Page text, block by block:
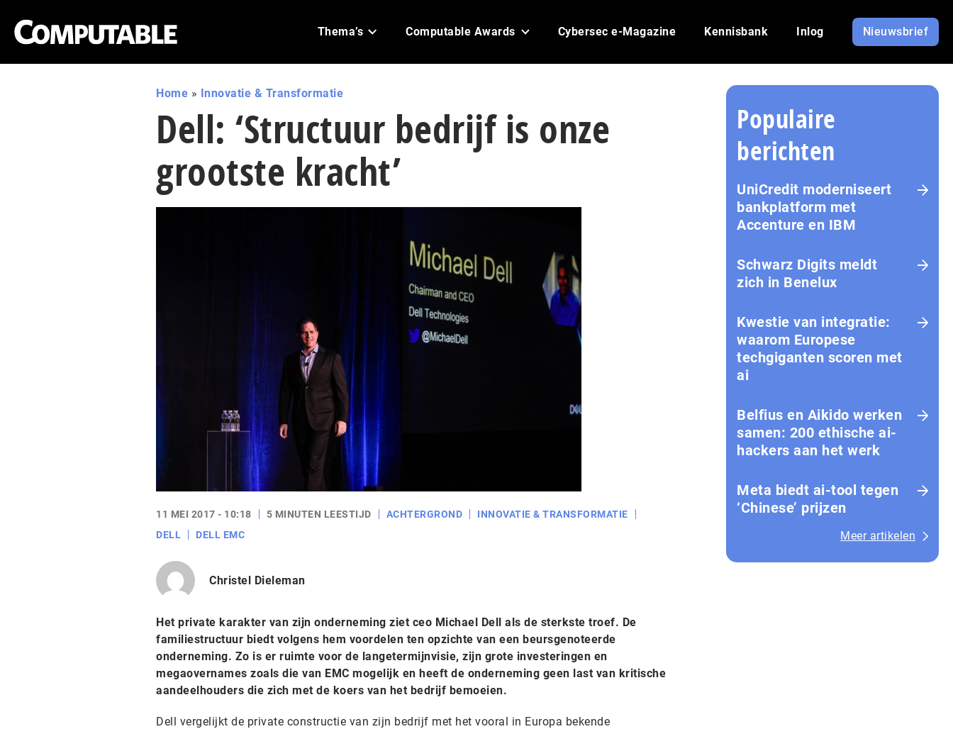
Thema’s Computable Awards Cybersec e-Magazine Kennisbank Inlog Nieuwsbrief
Home » Innovatie & Transformatie
Dell: ‘Structuur bedrijf is onze
grootste kracht’
11 MEI 2017 - 10:18 5 MINUTEN LEESTIJD ACHTERGROND
INNOVATIE & TRANSFORMATIE
DELL
DELL EMC
Christel Dieleman
Het private karakter van zijn onderneming ziet ceo Michael Dell als de sterkste troef. De
familiestructuur biedt volgens hem voordelen ten opzichte van een beursgenoteerde
onderneming. Zo is er ruimte voor de langetermijnvisie, zijn grote investeringen en
megaovernames zoals die van EMC mogelijk en heeft de onderneming geen last van kritische
aandeelhouders die zich met de koers van het bedrijf bemoeien.
Dell vergelijkt de private constructie van zijn bedrijf met het vooral in Europa bekende
Populaire
berichten
UniCredit moderniseert
bankplatform met
Accenture en IBM
Schwarz Digits meldt
zich in Benelux
Kwestie van integratie:
waarom Europese
techgiganten scoren met
ai
Belfius en Aikido werken
samen: 200 ethische ai-
hackers aan het werk
Meta biedt ai-tool tegen
‘Chinese’ prijzen
Meer artikelen